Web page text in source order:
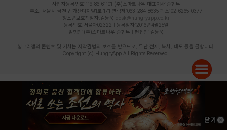
사업자등록번호:119-86-61101 (주)스마트나우 대표이사:송현두
주소: 서울시 금천구 가산디지털1로 171 연락처:063-284-8635 팩스:02-6265-0377
청소년보호책임자:김동욱 desk@hungryapp.co.kr
등록번호:서울아02322 | 등록일자:2016년4월25일
발행인:(주)스마트나우 송현두 | 편집인:김동욱
헝그리앱의 콘텐츠 및 기사는 저작권법의 보호를 받으므로, 무단 전재, 복사, 배포 등을 금합니다.
Copyright (c) HungryApp All Rights Reserved.